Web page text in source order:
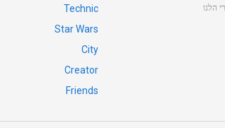
הלגו
Technic
Star Wars
City
Creator
Friends